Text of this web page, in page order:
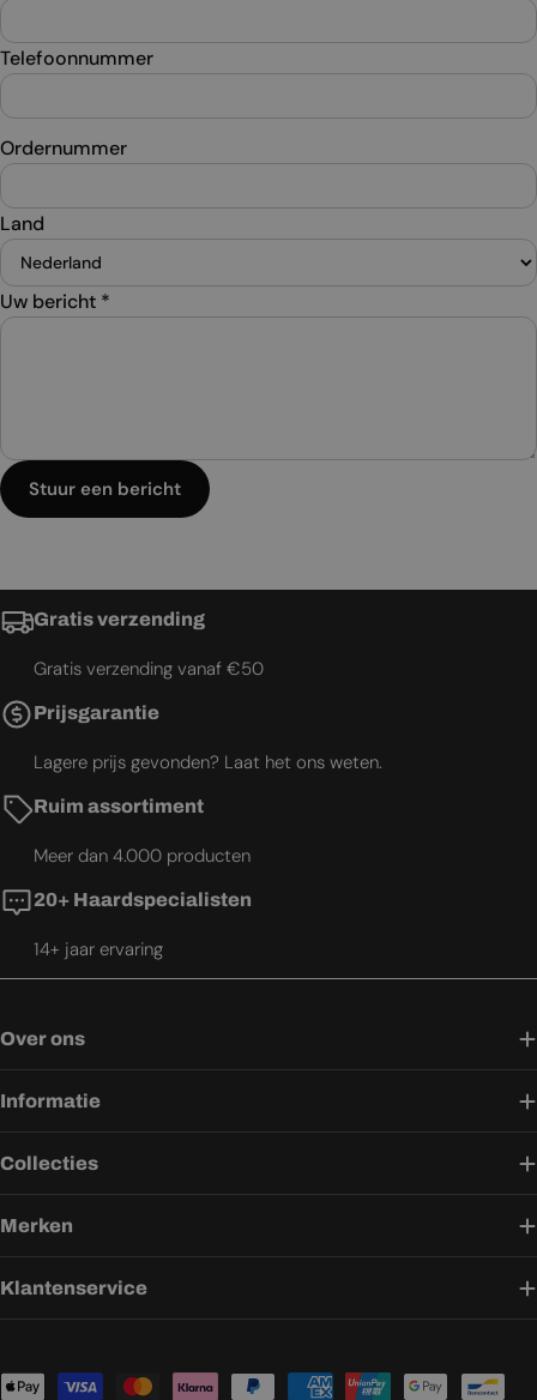
Telefoonnummer
Ordernummer
Land
Uw bericht *
Stuur een bericht
Gratis verzending
Gratis verzending vanaf €50
Prijsgarantie
Lagere prijs gevonden? Laat het ons weten.
Ruim assortiment
Meer dan 4.000 producten
20+ Haardspecialisten
14+ jaar ervaring
Over ons
Informatie
Collecties
Merken
Klantenservice
Betaalmethoden